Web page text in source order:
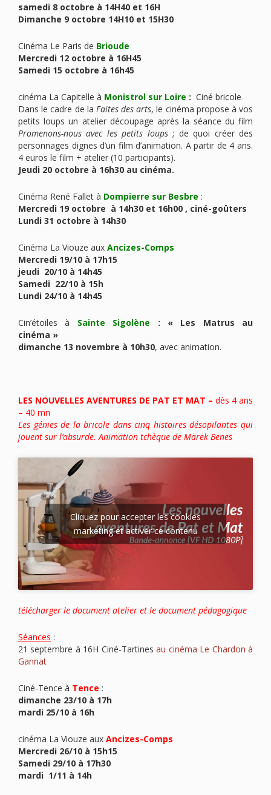
samedi 8 octobre à 14H40 et 16H
Dimanche 9 octobre 14H10 et 15H30
Cinéma Le Paris de Brioude
Mercredi 12 octobre à 16H45
Samedi 15 octobre à 16h45
cinéma La Capitelle à Monistrol sur Loire : Ciné bricole
Dans le cadre de la Faites des arts, le cinéma propose à vos
petits loups un atelier découpage après la séance du film
Promenons-nous avec les petits loups; de quoi créer des
personnages dignes d’un film d’animation. A partir de 4 ans.
4 euros le film + atelier (10 participants).
Jeudi 20 octobre à 16h30 au cinéma.
Cinéma René Fallet à Dompierre sur Besbre :
Mercredi 19 octobre à 14h30 et 16h00 , ciné-goûters
Lundi 31 octobre à 14h30
Cinéma La Viouze aux Ancizes-Comps
Mercredi 19/10 à 17h15
jeudi 20/10 à 14h45
Samedi 22/10 à 15h
Lundi 24/10 à 14h45
Cin’étoiles à Sainte Sigolène : « Les Matrus au
cinéma »
dimanche 13 novembre à 10h30, avec animation.
LES NOUVELLES AVENTURES DE PAT ET MAT – dès 4 ans
– 40 mn
Les génies de la bricole dans cinq histoires désopilantes qui
jouent sur l’absurde. Animation tchèque de Marek Benes
Cliquez pour accepter les cookies
marketing et activer ce contenu
télécharger le document atelier et le document pédagogique
Séances :
21 septembre à 16H Ciné-Tartinesau cinéma Le Chardon à
Gannat
Ciné-Tence à Tence :
dimanche 23/10 à 17h
mardi 25/10 à 16h
cinéma La Viouze aux Ancizes-Comps
Mercredi 26/10 à 15h15
Samedi 29/10 à 17h30
mardi 1/11 à 14h